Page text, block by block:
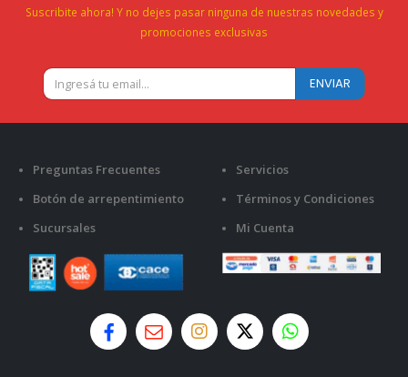
Suscribite ahora! Y no dejes pasar ninguna de nuestras novedades y
promociones exclusivas
Preguntas Frecuentes
Botón de arrepentimiento
Sucursales
Servicios
Términos y Condiciones
Mi Cuenta